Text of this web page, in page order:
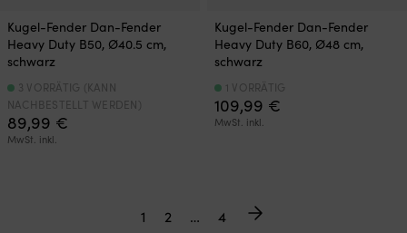
Kugel-Fender Dan-Fender
Heavy Duty B50, Ø40.5 cm,
schwarz
89,99 €
MwSt. inkl.
3 VORRÄTIG (KANN
NACHBESTELLT WERDEN)
Kugel-Fender Dan-Fender
Heavy Duty B60, Ø48 cm,
schwarz
109,99 €
MwSt. inkl.
1 VORRÄTIG
1 2 … 4